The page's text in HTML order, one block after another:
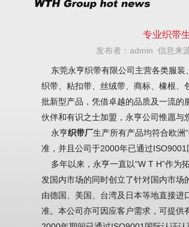
专业织带
发布者：admin 信息来
东莞永亨织带有限公司 主营各类服装
织带、粘扣带、丝绒带、商标、橡根、
批新型产品，凭借卓越的品质及一流的
伙伴和有识之士加盟，永亨公司惟愿与
永亨织带厂生产所有产品均符合欧洲
准，并且公司于2000年已通过ISO9001
多年以来，永亨一直以“W T H”作为
发国内市场的同时创立了针对国内市
由德国、美国、台湾及日本等地直接
准。本公司亦可因应客户需求，可提供